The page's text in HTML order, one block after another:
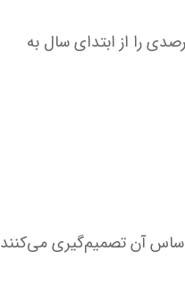
بهتری را به ثبت رسانده و با رسیدن به ۴۸ دلار در ازای هر اونس، رشد تقریبا ۶۰ درصدی را از ابتدای سال به
آن تصمیم‌گیری می‌کنند